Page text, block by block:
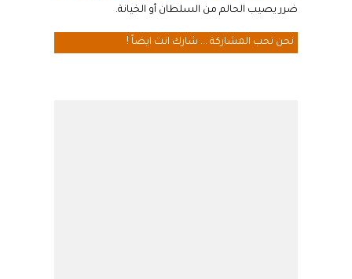
ضرر يصيب الحالم من السلطان أو الخيانة.
نحن نحب المشاركة ... شارك انت ايضاً !